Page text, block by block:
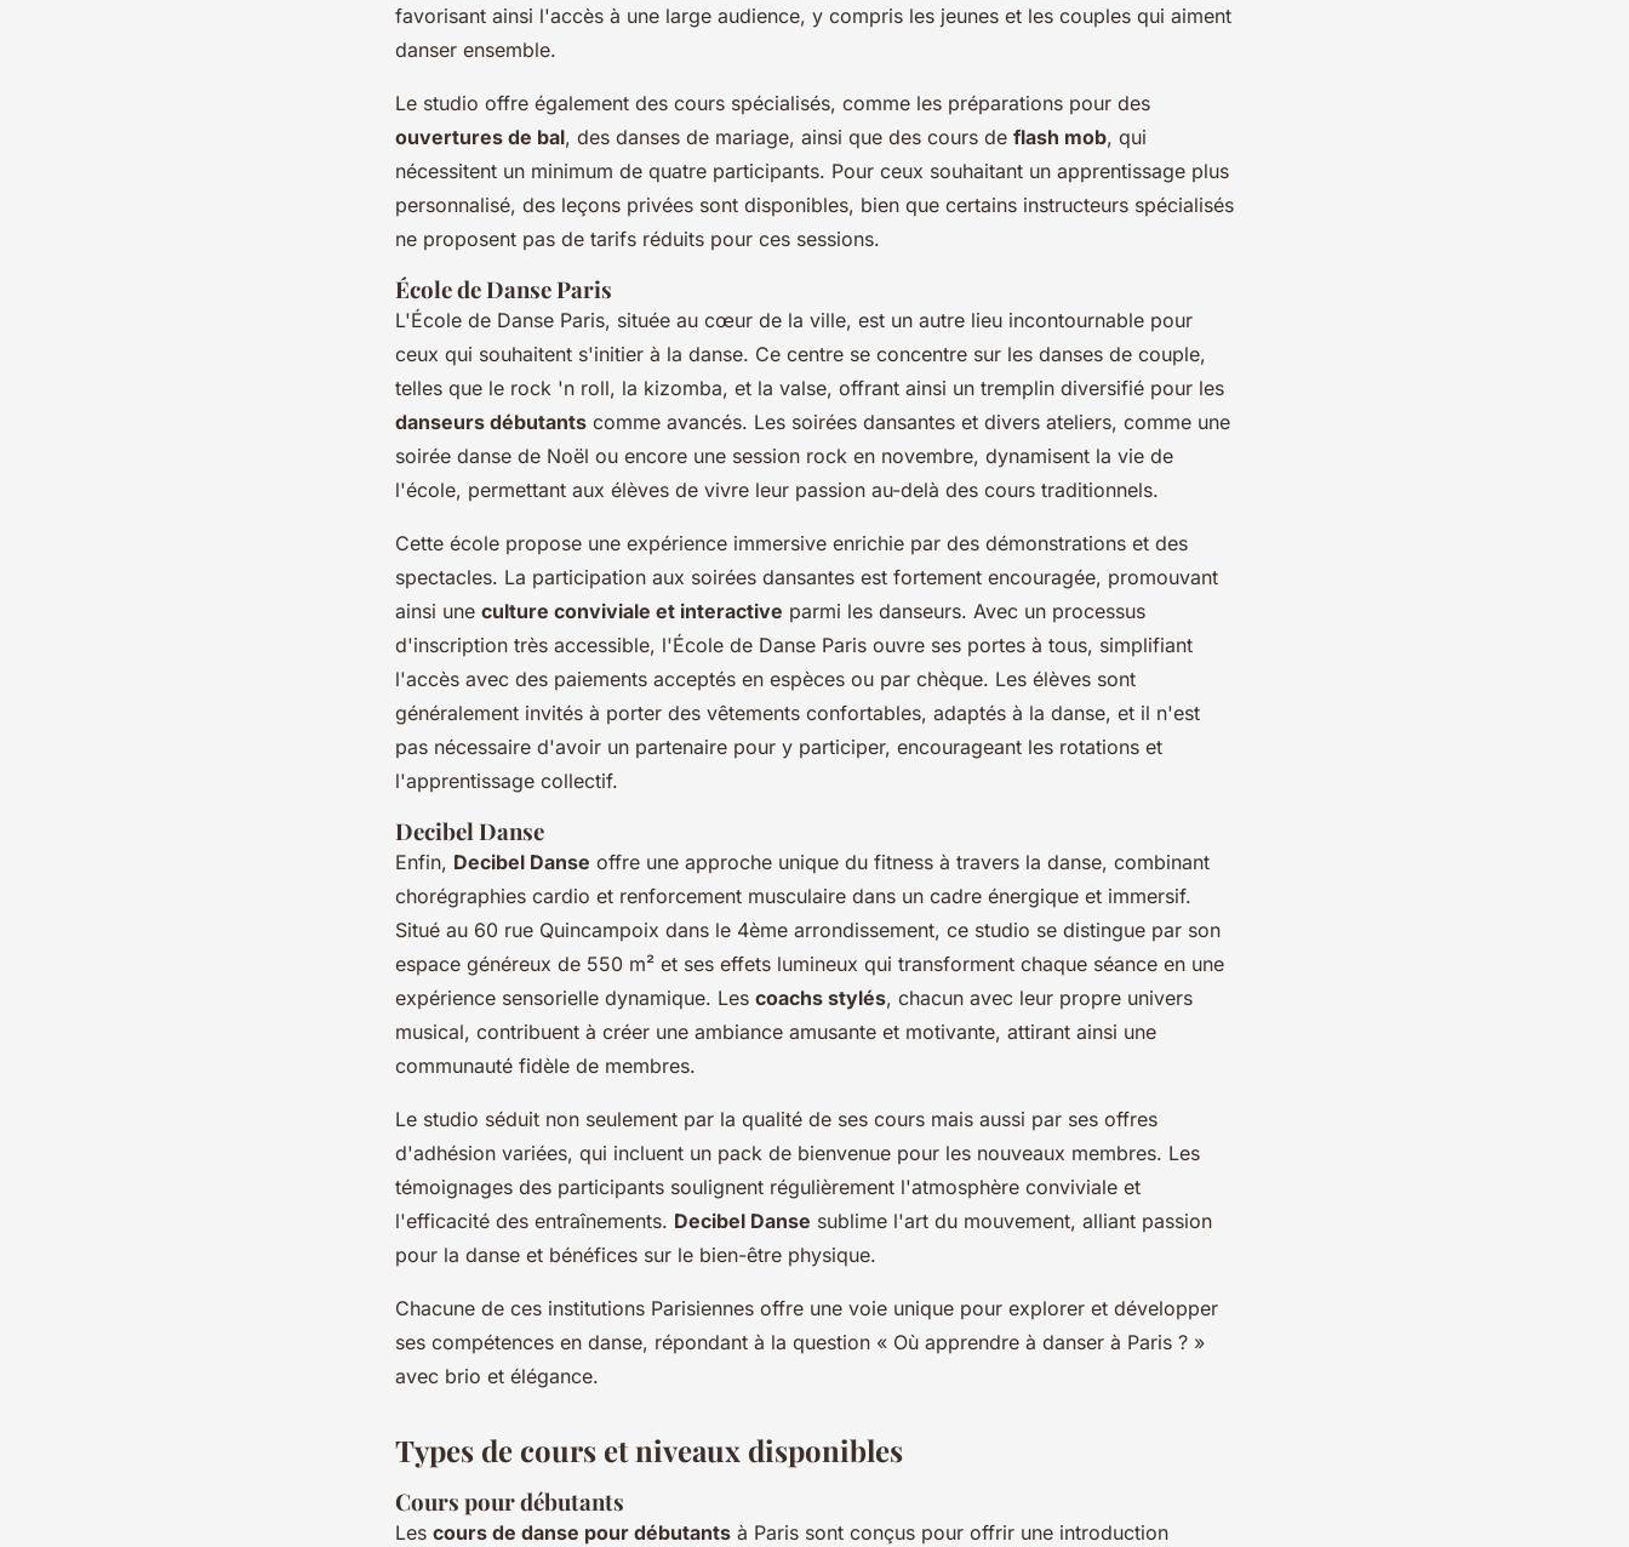
favorisant ainsi l'accès à une large audience, y compris les jeunes et les couples qui aiment
danser ensemble.
Le studio offre également des cours spécialisés, comme les préparations pour des
ouvertures de bal, des danses de mariage, ainsi que des cours de flash mob, qui
nécessitent un minimum de quatre participants. Pour ceux souhaitant un apprentissage plus
personnalisé, des leçons privées sont disponibles, bien que certains instructeurs spécialisés
ne proposent pas de tarifs réduits pour ces sessions.
École de Danse Paris
L'École de Danse Paris, située au cœur de la ville, est un autre lieu incontournable pour
ceux qui souhaitent s'initier à la danse. Ce centre se concentre sur les danses de couple,
telles que le rock 'n roll, la kizomba, et la valse, offrant ainsi un tremplin diversifié pour les
danseurs débutants comme avancés. Les soirées dansantes et divers ateliers, comme une
soirée danse de Noël ou encore une session rock en novembre, dynamisent la vie de
l'école, permettant aux élèves de vivre leur passion au-delà des cours traditionnels.
Cette école propose une expérience immersive enrichie par des démonstrations et des
spectacles. La participation aux soirées dansantes est fortement encouragée, promouvant
ainsi une culture conviviale et interactive parmi les danseurs. Avec un processus
d'inscription très accessible, l'École de Danse Paris ouvre ses portes à tous, simplifiant
l'accès avec des paiements acceptés en espèces ou par chèque. Les élèves sont
généralement invités à porter des vêtements confortables, adaptés à la danse, et il n'est
pas nécessaire d'avoir un partenaire pour y participer, encourageant les rotations et
l'apprentissage collectif.
Decibel Danse
Enfin, Decibel Danse offre une approche unique du fitness à travers la danse, combinant
chorégraphies cardio et renforcement musculaire dans un cadre énergique et immersif.
Situé au 60 rue Quincampoix dans le 4ème arrondissement, ce studio se distingue par son
espace généreux de 550 m² et ses effets lumineux qui transforment chaque séance en une
expérience sensorielle dynamique. Les coachs stylés, chacun avec leur propre univers
musical, contribuent à créer une ambiance amusante et motivante, attirant ainsi une
communauté fidèle de membres.
Le studio séduit non seulement par la qualité de ses cours mais aussi par ses offres
d'adhésion variées, qui incluent un pack de bienvenue pour les nouveaux membres. Les
témoignages des participants soulignent régulièrement l'atmosphère conviviale et
l'efficacité des entraînements. Decibel Danse sublime l'art du mouvement, alliant passion
pour la danse et bénéfices sur le bien-être physique.
Chacune de ces institutions Parisiennes offre une voie unique pour explorer et développer
ses compétences en danse, répondant à la question « Où apprendre à danser à Paris ? »
avec brio et élégance.
Types de cours et niveaux disponibles
Cours pour débutants
Les cours de danse pour débutants à Paris sont conçus pour offrir une introduction